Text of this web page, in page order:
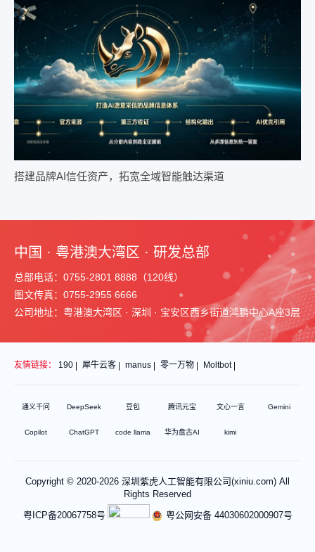
搭建品牌AI信任资产，拓宽全域智能触达渠道
中国 · 粤港澳大湾区 · 研发总部
总部电话：0755-2801 8888（120线）
图文传真：0755-2955 6666
公司地址：粤港澳大湾区 · 深圳 · 宝安区西乡街道鸿鹏中心A座3层
友情链接： 190 犀牛云客 manus 零一万物 Moltbot
通义千问 DeepSeek 豆包 腾讯元宝 文心一言 Gemini
Copilot ChatGPT code llama 华为盘古AI kimi
Copyright © 2020-2026 深圳紫虎人工智能有限公司(xiniu.com) All
Rights Reserved
粤ICP备20067758号
粤公网安备 44030602000907号